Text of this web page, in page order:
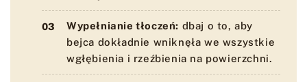
Wypełnianie tłoczeń: dbaj o to, aby
bejca dokładnie wniknęła we wszystkie
wgłębienia i rzeźbienia na powierzchni.